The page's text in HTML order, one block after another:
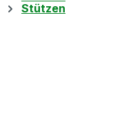
Stützen